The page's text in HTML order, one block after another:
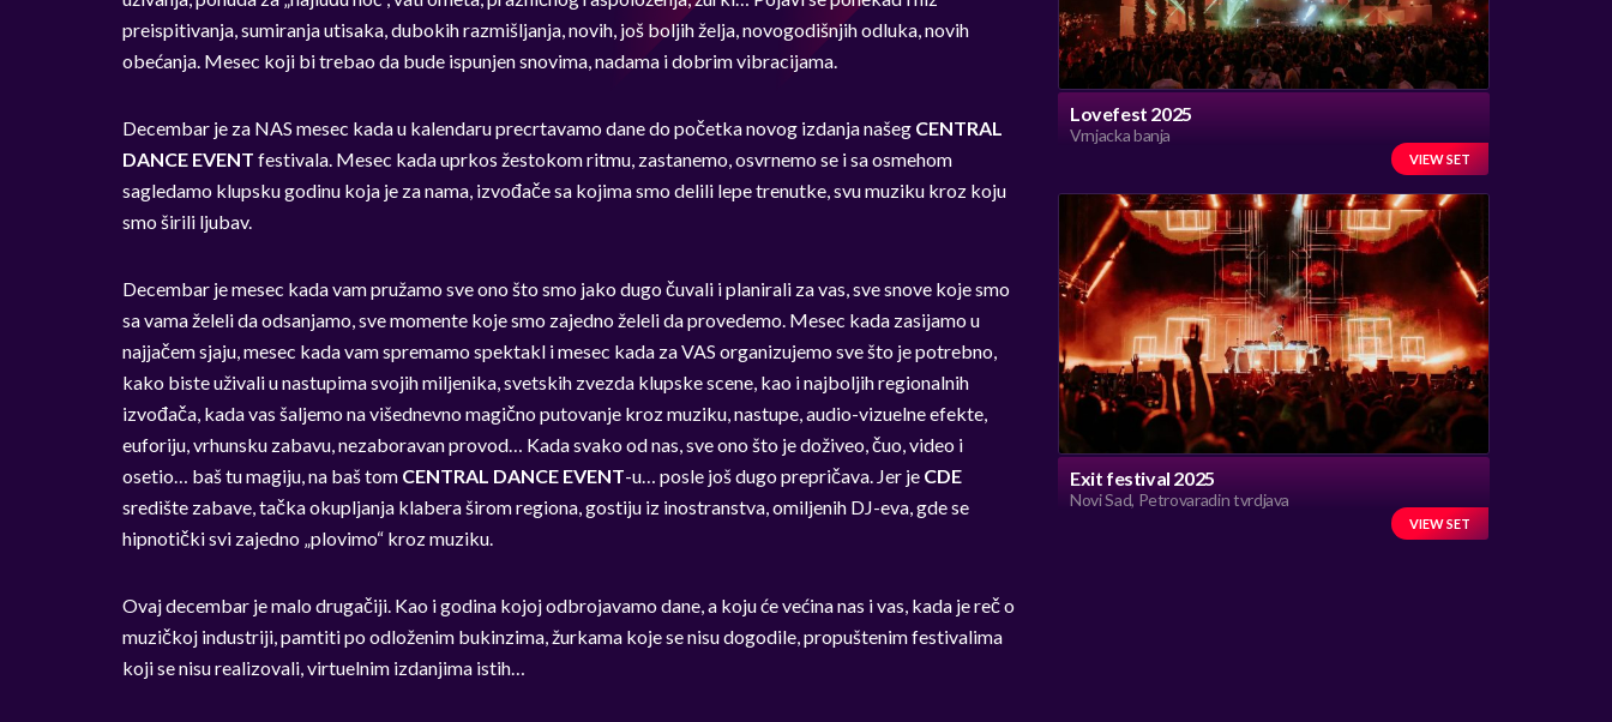
preispitivanja, sumiranja utisaka, dubokih razmišljanja, novih, još boljih želja, novogodišnjih odluka, novih
obećanja. Mesec koji bi trebao da bude ispunjen snovima, nadama i dobrim vibracijama.
Decembar je za NAS mesec kada u kalendaru precrtavamo dane do početka novog izdanja našeg CENTRAL
DANCE EVENT festivala. Mesec kada uprkos žestokom ritmu, zastanemo, osvrnemo se i sa osmehom
sagledamo klupsku godinu koja je za nama, izvođače sa kojima smo delili lepe trenutke, svu muziku kroz koju
smo širili ljubav.
Decembar je mesec kada vam pružamo sve ono što smo jako dugo čuvali i planirali za vas, sve snove koje smo
sa vama želeli da odsanjamo, sve momente koje smo zajedno želeli da provedemo. Mesec kada zasijamo u
najjačem sjaju, mesec kada vam spremamo spektakl i mesec kada za VAS organizujemo sve što je potrebno,
kako biste uživali u nastupima svojih miljenika, svetskih zvezda klupske scene, kao i najboljih regionalnih
izvođača, kada vas šaljemo na višednevno magično putovanje kroz muziku, nastupe, audio-vizuelne efekte,
euforiju, vrhunsku zabavu, nezaboravan provod… Kada svako od nas, sve ono što je doživeo, čuo, video i
osetio… baš tu magiju, na baš tom CENTRAL DANCE EVENT-u… posle još dugo prepričava. Jer je CDE
središte zabave, tačka okupljanja klabera širom regiona, gostiju iz inostranstva, omiljenih DJ-eva, gde se
hipnotički svi zajedno „plovimo“ kroz muziku.
Ovaj decembar je malo drugačiji. Kao i godina kojoj odbrojavamo dane, a koju će većina nas i vas, kada je reč o
muzičkoj industriji, pamtiti po odloženim bukinzima, žurkama koje se nisu dogodile, propuštenim festivalima
koji se nisu realizovali, virtuelnim izdanjima istih…
Lovefest 2025
Vrnjacka banja
VIEW SET
Exit festival 2025
Novi Sad, Petrovaradin tvrdjava
VIEW SET